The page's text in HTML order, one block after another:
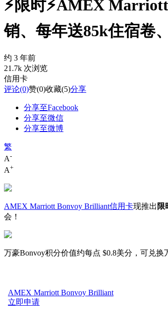
⚡️限时⚡️AMEX
销、每年送85k住宿卷
约 3 年前
21.7k 次浏览
信用卡
评论(0)赞(0)收藏(5)分享
分享至Facebook
分享至微信
分享至微博
繁
A-
A+
AMEX Marriott Bonvoy Brilliant信用卡现推出 限
会！
万豪Bonvoy积分价值约每点 $0.8美分，可兑